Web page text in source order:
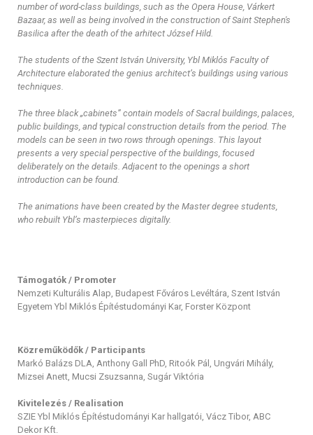
number of word-class buildings, such as the Opera House, Várkert
Bazaar, as well as being involved in the construction of Saint Stephen's
Basilica after the death of the arhitect József Hild.
The students of the Szent István University, Ybl Miklós Faculty of
Architecture elaborated the genius architect’s buildings using various
techniques.
The three black „cabinets” contain models of Sacral buildings, palaces,
public buildings, and typical construction details from the period. The
models can be seen in two rows through openings. This layout
presents a very special perspective of the buildings, focused
deliberately on the details. Adjacent to the openings a short
introduction can be found.
The animations have been created by the Master degree students,
who rebuilt Ybl’s masterpieces digitally.
Támogatók / Promoter
Nemzeti Kulturális Alap, Budapest Főváros Levéltára, Szent István
Egyetem Ybl Miklós Építéstudományi Kar, Forster Központ
Közreműködők / Participants
Markó Balázs DLA, Anthony Gall PhD, Ritoók Pál, Ungvári Mihály,
Mizsei Anett, Mucsi Zsuzsanna, Sugár Viktória
Kivitelezés / Realisation
SZIE Ybl Miklós Építéstudományi Kar hallgatói, Vácz Tibor, ABC
Dekor Kft.